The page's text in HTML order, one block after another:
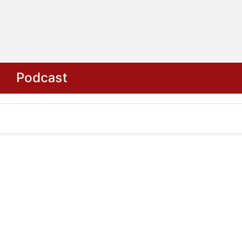
Podcast